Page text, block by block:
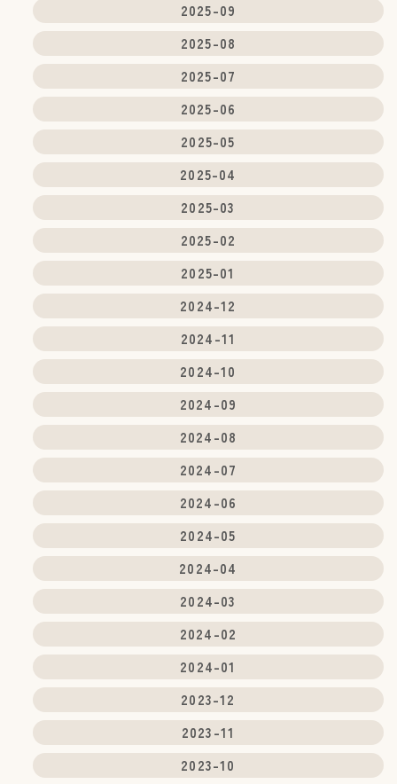
2025-09
2025-08
2025-07
2025-06
2025-05
2025-04
2025-03
2025-02
2025-01
2024-12
2024-11
2024-10
2024-09
2024-08
2024-07
2024-06
2024-05
2024-04
2024-03
2024-02
2024-01
2023-12
2023-11
2023-10